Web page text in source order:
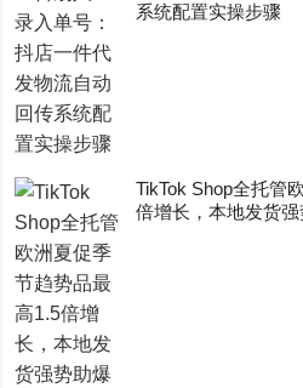
系统配置实操步骤
TikTok Shop全托管
倍增长，本地发货强